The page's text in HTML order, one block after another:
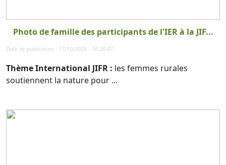
Photo de famille des participants de l'IER à la JIF...
Date de publication : 17/10/2025 - 16:26:47
Thème International JIFR : les femmes rurales
soutiennent la nature pour ...